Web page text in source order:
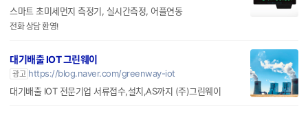
스마트 초미세먼지 측정기, 실시간측정, 어플연동
전화 상담 환영!
대기배출 IOT 그린웨이
광고 https://blog.naver.com/greenway-iot
대기배출 IOT 전문기업 서류접수,설치,AS까지 (주)그린웨이